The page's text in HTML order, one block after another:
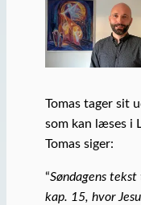
Tomas tager sit
som kan læses i
Tomas siger:
“Søndagens
kap. 15, hvor